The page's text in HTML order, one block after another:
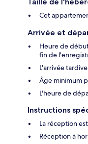
Cet
Arrivée et
Heure de
fin de
L'arrivée
Âge minimum
L'heure de
Instructions
La réception
Réception à